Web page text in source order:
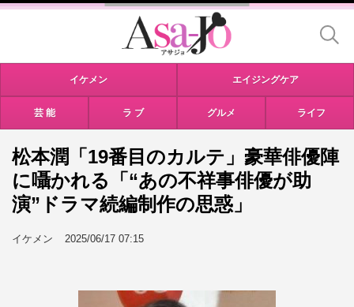
イケメン エイジングケア
芸 能 ラ ブ グルメ ライフ
松本潤「19番目のカルテ」豪華俳優陣
に囁かれる「“あの不祥事俳優が助
演”ドラマ続編制作の思惑」
イケメン 2025/06/17 07:15